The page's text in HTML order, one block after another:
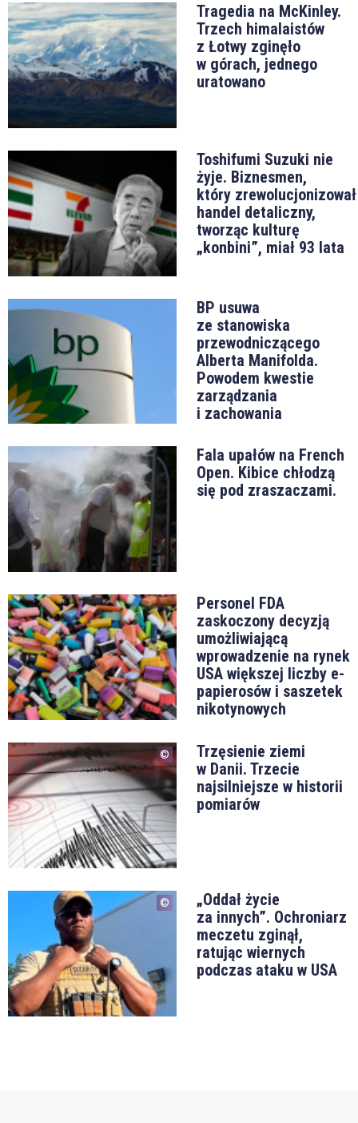
Tragedia na McKinley.
Trzech himalaistów
z Łotwy zginęło
w górach, jednego
uratowano
Toshifumi Suzuki nie
żyje. Biznesmen,
który zrewolucjonizował
handel detaliczny,
tworząc kulturę
„konbini”, miał 93 lata
BP usuwa
ze stanowiska
przewodniczącego
Alberta Manifolda.
Powodem kwestie
zarządzania
i zachowania
Fala upałów na French
Open. Kibice chłodzą
się pod zraszaczami.
Personel FDA
zaskoczony decyzją
umożliwiającą
wprowadzenie na rynek
USA większej liczby e-
papierosów i saszetek
nikotynowych
Trzęsienie ziemi
w Danii. Trzecie
najsilniejsze w historii
pomiarów
„Oddał życie
za innych”. Ochroniarz
meczetu zginął,
ratując wiernych
podczas ataku w USA